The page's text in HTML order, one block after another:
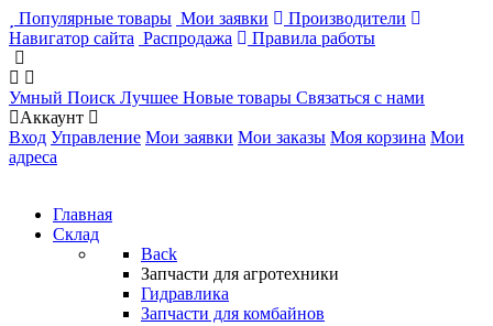
Популярные товары Мои заявки
Производители
Навигатор сайта Распродажа Правила работы
Умный Поиск Лучшее Новые товары Связаться с нами
Аккаунт
Вход Управление Мои заявки Мои заказы Моя корзина Мои
адреса
Главная
Склад
Back
Запчасти для агротехники
Гидравлика
Запчасти для комбайнов